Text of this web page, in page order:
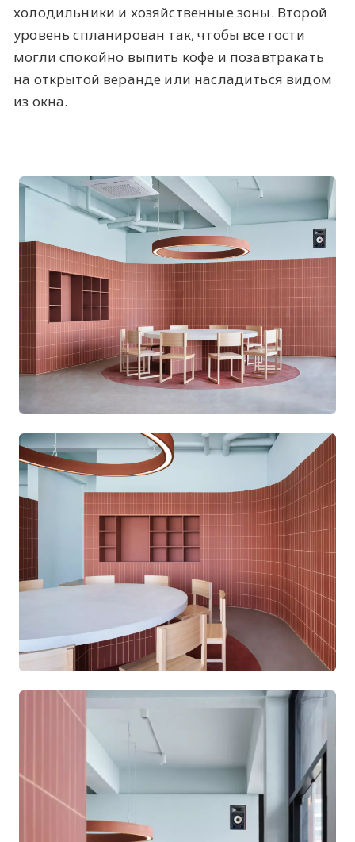
холодильники и хозяйственные зоны. Второй
уровень спланирован так, чтобы все гости
могли спокойно выпить кофе и позавтракать
на открытой веранде или насладиться видом
из окна.